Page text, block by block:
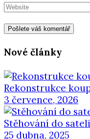
Nové články
Rekonstrukce
3 července, 2026
Stěhování do
25 dubna, 2025